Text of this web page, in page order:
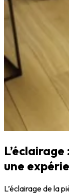
une
L’éclairage de la